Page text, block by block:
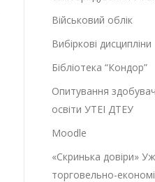
Військовий облік
Вибіркові дисципліни
Бібліотека “Кондор”
Опитування
освіти УТЕІ ДТЕУ
Moodle
«Скринька довіри»
торговельно-